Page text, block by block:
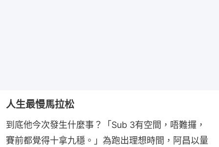
人生最慢馬拉松
到底他今次發生什麼事？「Sub 3有空間，唔難攞，
賽前都覺得十拿九穩。」為跑出理想時間，阿昌以量